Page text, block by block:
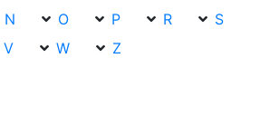
N O P R
S
V W Z